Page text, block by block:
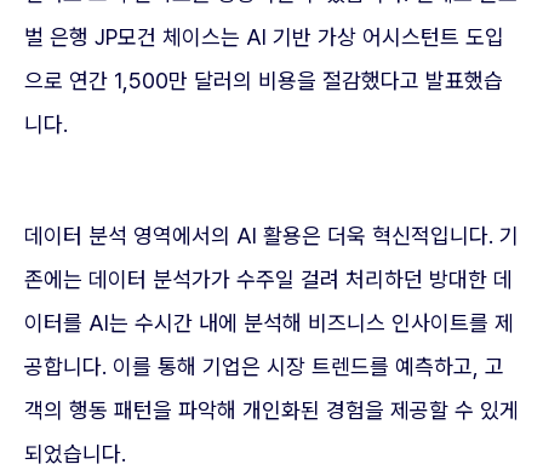
벌 은행 JP모건 체이스는 AI 기반 가상 어시스턴트 도입
으로 연간 1,500만 달러의 비용을 절감했다고 발표했습
니다.
데이터 분석 영역에서의 AI 활용은 더욱 혁신적입니다. 기
존에는 데이터 분석가가 수주일 걸려 처리하던 방대한 데
이터를 AI는 수시간 내에 분석해 비즈니스 인사이트를 제
공합니다. 이를 통해 기업은 시장 트렌드를 예측하고, 고
객의 행동 패턴을 파악해 개인화된 경험을 제공할 수 있게
되었습니다.